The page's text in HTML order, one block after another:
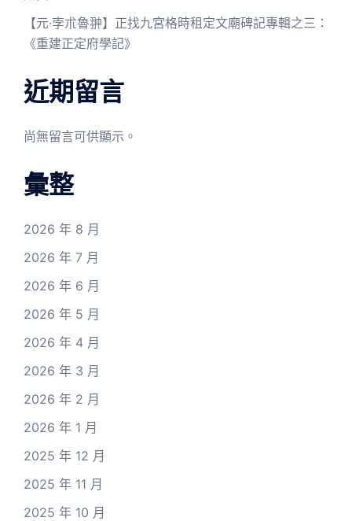
【元·孛朮魯翀】正找九宮格時租定文廟碑記專輯之三：
《重建正定府學記》
近期留言
尚無留言可供顯示。
彙整
2026 年 8 月
2026 年 7 月
2026 年 6 月
2026 年 5 月
2026 年 4 月
2026 年 3 月
2026 年 2 月
2026 年 1 月
2025 年 12 月
2025 年 11 月
2025 年 10 月